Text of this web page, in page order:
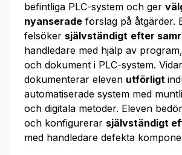
befintliga PLC-system och ger
nyanserade förslag på åtgärder.
felsöker självständigt efter
handledare med hjälp av
och dokument i PLC-system.
dokumenterar eleven utförligt
automatiserade system med
och digitala metoder. Eleven
och konfigurerar självständigt
med handledare defekta